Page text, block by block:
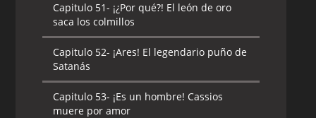
Capitulo 51- ¡¿Por qué?! El león de oro
saca los colmillos
Capitulo 52- ¡Ares! El legendario puño de
Satanás
Capitulo 53- ¡Es un hombre! Cassios
muere por amor